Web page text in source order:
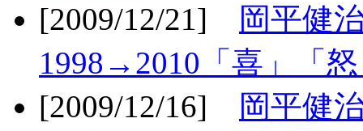
[2009/12/21]
岡平健
1998→2010「喜」「
[2009/12/16]
岡平健